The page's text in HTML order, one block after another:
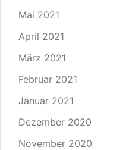
Mai 2021
April 2021
März 2021
Februar 2021
Januar 2021
Dezember 2020
November 2020